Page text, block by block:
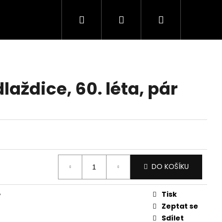
Hledat PřihlášeníNákupní
60. léta, pár
DO KOŠÍKU
Tisk
Zeptat se
Sdílet